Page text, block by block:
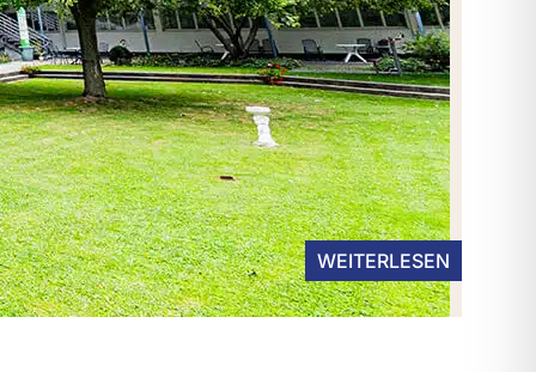
WEITERLESEN